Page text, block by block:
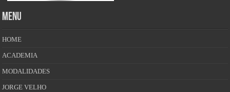
MENU
HOME
ACADEMIA
MODALIDADES
JORGE VELHO